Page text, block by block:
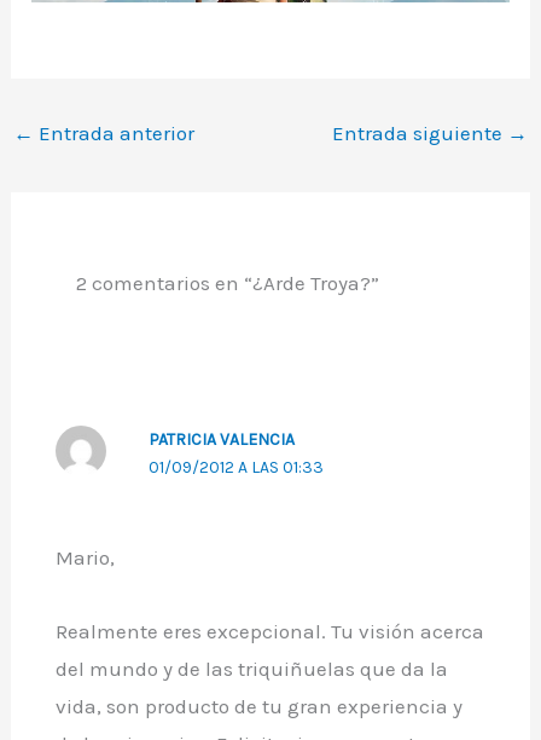
← Entrada anterior Entrada siguiente →
2 comentarios en “¿Arde Troya?”
PATRICIA VALENCIA
01/09/2012 A LAS 01:33
Mario,
Realmente eres excepcional. Tu visión acerca
del mundo y de las triquiñuelas que da la
vida, son producto de tu gran experiencia y